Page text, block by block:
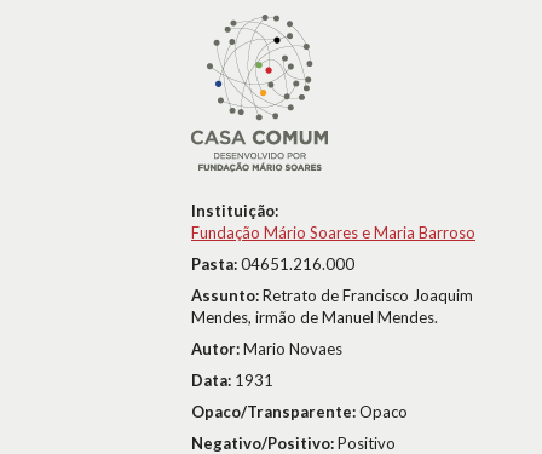
Instituição:
Fundação Mário Soares e Maria Barroso
Pasta:04651.216.000
Assunto:Retrato de Francisco Joaquim
Mendes, irmão de Manuel Mendes.
Autor:Mario Novaes
Data: 1931
Opaco/Transparente:Opaco
Negativo/Positivo:Positivo